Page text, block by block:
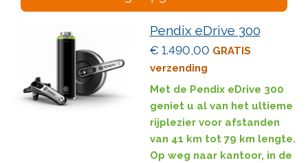
Pendix eDrive 300
€ 1.490,00 GRATIS
verzending
Met de Pendix eDrive 300
geniet u al van het ultieme
rijplezier voor afstanden
van 41 km tot 79 km lengte.
Op weg naar kantoor, in de